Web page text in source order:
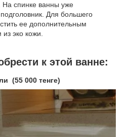
На спинке ванны уже
Для большего
ее дополнительным
эко кожи.
к этой ванне:
(55 000 тенге)